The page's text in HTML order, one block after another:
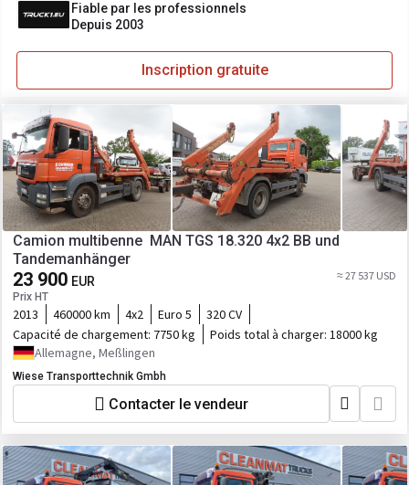
Fiable par les professionnels
Depuis 2003
Inscription gratuite
Camion multibenne MAN TGS 18.320 4x2 BB und
Tandemanhänger
23 900 EUR
Prix HT
≈ 27 537 USD
2013 460000 km 4x2 Euro 5
320 CV
Capacité de chargement: 7750 kg Poids total à charger: 18000 kg
Allemagne, Meßlingen
Wiese Transporttechnik Gmbh
Contacter le vendeur